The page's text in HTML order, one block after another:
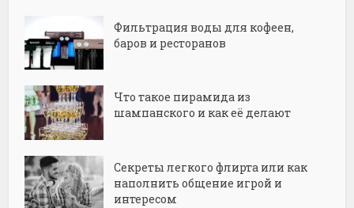
Фильтрация воды для кофеен,
баров и ресторанов
Что такое пирамида из
шампанского и как её делают
Секреты легкого флирта или как
наполнить общение игрой и
интересом